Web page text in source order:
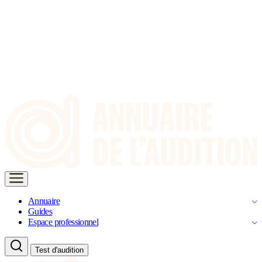
Annuaire
Guides
Espace professionnel
Test d'audition